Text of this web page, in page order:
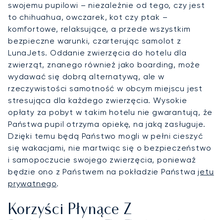
swojemu pupilowi – niezależnie od tego, czy jest
to chihuahua, owczarek, kot czy ptak –
komfortowe, relaksujące, a przede wszystkim
bezpieczne warunki, czarterując samolot z
LunaJets. Oddanie zwierzęcia do hotelu dla
zwierząt, znanego również jako boarding, może
wydawać się dobrą alternatywą, ale w
rzeczywistości samotność w obcym miejscu jest
stresująca dla każdego zwierzęcia. Wysokie
opłaty za pobyt w takim hotelu nie gwarantują, że
Państwa pupil otrzyma opiekę, na jaką zasługuje.
Dzięki temu będą Państwo mogli w pełni cieszyć
się wakacjami, nie martwiąc się o bezpieczeństwo
i samopoczucie swojego zwierzęcia, ponieważ
będzie ono z Państwem na pokładzie Państwajetu
prywatnego.
Korzyści Płynące Z